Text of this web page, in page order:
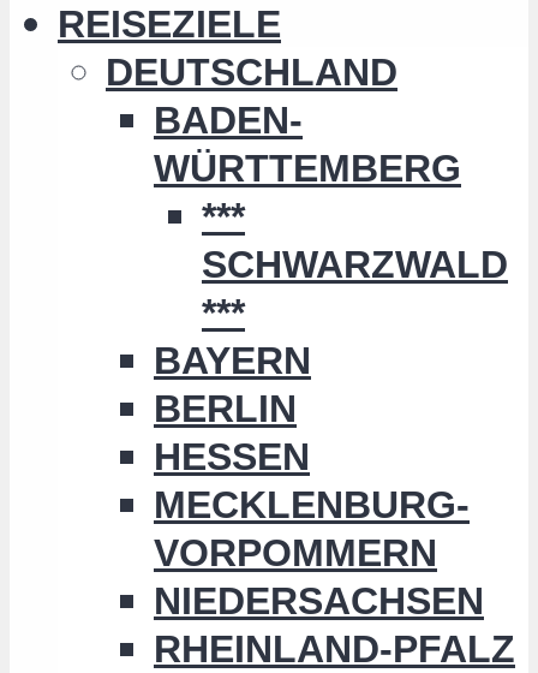
REISEZIELE
DEUTSCHLAND
BADEN-
WÜRTTEMBERG
***
SCHWARZWALD
***
BAYERN
BERLIN
HESSEN
MECKLENBURG-
VORPOMMERN
NIEDERSACHSEN
RHEINLAND-PFALZ